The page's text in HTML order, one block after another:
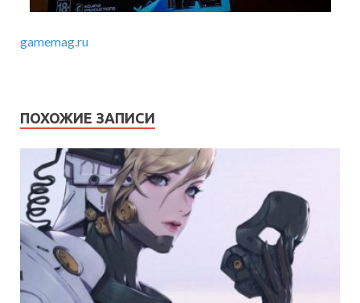
gamemag.ru
ПОХОЖИЕ ЗАПИСИ